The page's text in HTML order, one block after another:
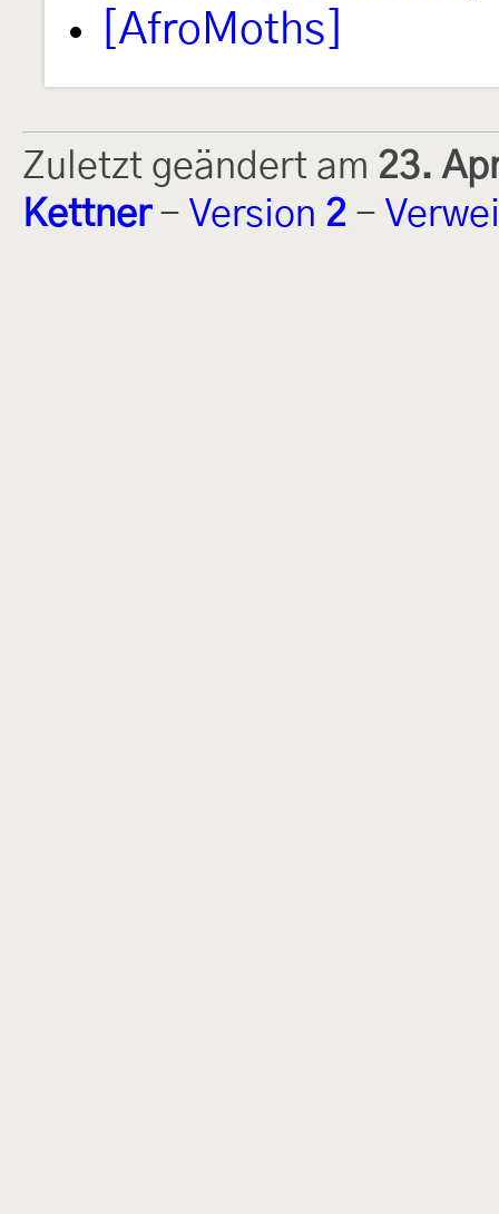
[AfroMoths]
Zuletzt geändert am 23.
Kettner- Version 2 -